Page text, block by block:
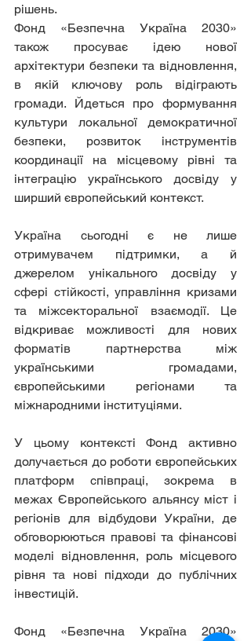
рішень.
Фонд «Безпечна Україна 2030»
також просуває ідею нової
архітектури безпеки та відновлення,
в якій ключову роль відіграють
громади. Йдеться про формування
культури локальної демократичної
безпеки, розвиток інструментів
координації на місцевому рівні та
інтеграцію українського досвіду у
ширший європейський контекст.
Україна сьогодні є не лише
отримувачем підтримки, а й
джерелом унікального досвіду у
сфері стійкості, управління кризами
та міжсекторальної взаємодії. Це
відкриває можливості для нових
форматів партнерства між
українськими громадами,
європейськими регіонами та
міжнародними інституціями.
У цьому контексті Фонд активно
долучається до роботи європейських
платформ співпраці, зокрема в
межах Європейського альянсу міст і
регіонів для відбудови України, де
обговорюються правові та фінансові
моделі відновлення, роль місцевого
рівня та нові підходи до публічних
інвестицій.
Фонд «Безпечна Україна 2030»